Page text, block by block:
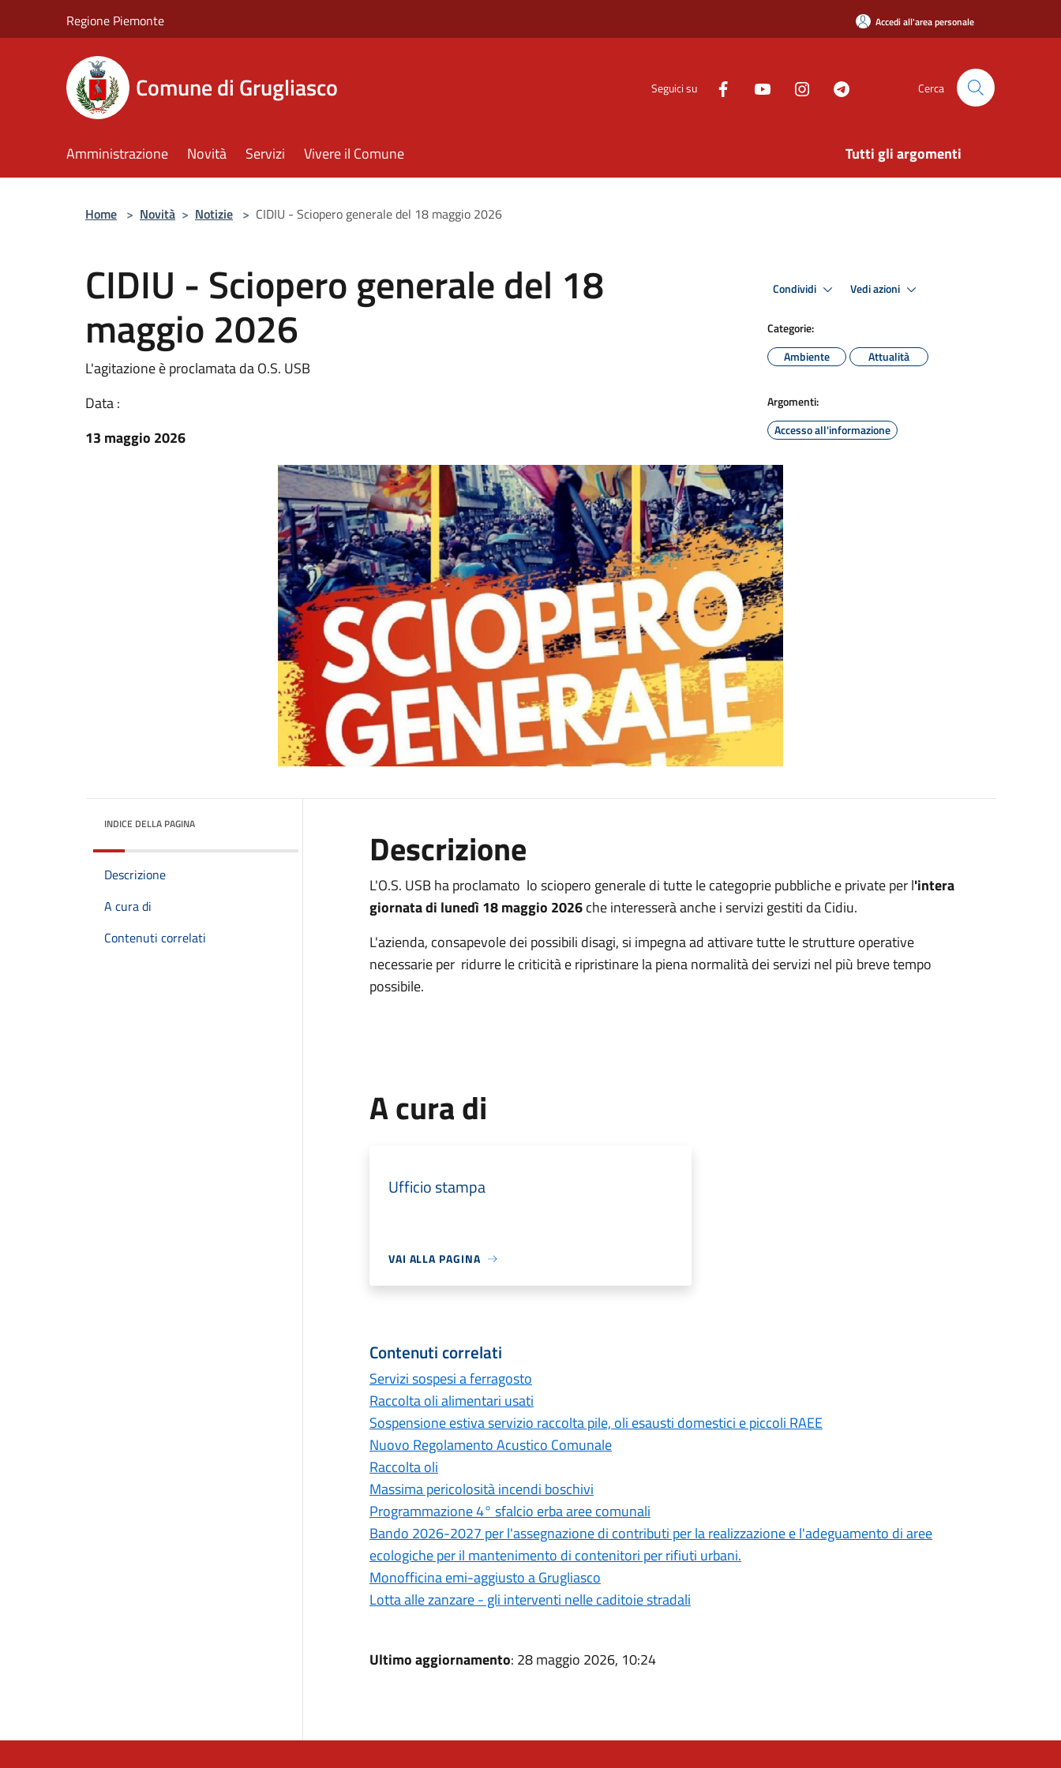
Regione Piemonte Accedi all'area personale
Comune di Grugliasco Seguici su Cerca
Amministrazione Novità Servizi Vivere il Comune Tutti gli argomenti
Home > Novità > Notizie > CIDIU - Sciopero generale del 18 maggio 2026
CIDIU - Sciopero generale del 18
maggio 2026
L'agitazione è proclamata da O.S. USB
Data :
13 maggio 2026
Condividi Vedi azioni
Categorie:
Ambiente
Attualità
Argomenti:
Accesso all'informazione
INDICE DELLA PAGINA
Descrizione
A cura di
Contenuti correlati
Descrizione
L'O.S. USB ha proclamato lo sciopero generale di tutte le categoprie pubbliche e private per l'intera
giornata di lunedì 18 maggio 2026che interesserà anche i servizi gestiti da Cidiu.
L'azienda, consapevole dei possibili disagi, si impegna ad attivare tutte le strutture operative
necessarie per ridurre le criticità e ripristinare la piena normalità dei servizi nel più breve tempo
possibile.
A cura di
Ufficio stampa
VAI ALLA PAGINA
Contenuti correlati
Servizi sospesi a ferragosto
Raccolta oli alimentari usati
Sospensione estiva servizio raccolta pile, oli esausti domestici e piccoli RAEE
Nuovo Regolamento Acustico Comunale
Raccolta oli
Massima pericolosità incendi boschivi
Programmazione 4° sfalcio erba aree comunali
Bando 2026-2027 per l'assegnazione di contributi per la realizzazione e l'adeguamento di aree
ecologiche per il mantenimento di contenitori per rifiuti urbani.
Monofficina emi-aggiusto a Grugliasco
Lotta alle zanzare - gli interventi nelle caditoie stradali
Ultimo aggiornamento: 28 maggio 2026, 10:24